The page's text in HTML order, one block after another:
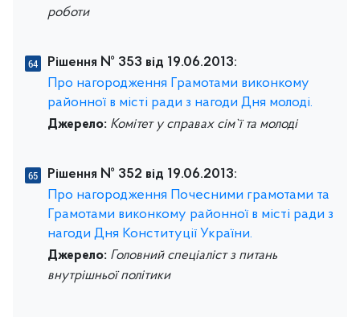
роботи
Рішення № 353 від 19.06.2013:
Про нагородження Грамотами виконкому
районної в місті ради з нагоди Дня молоді.
Джерело: Комітет у справах сім`ї та молоді
Рішення № 352 від 19.06.2013:
Про нагородження Почесними грамотами та
Грамотами виконкому районної в місті ради з
нагоди Дня Конституції України.
Джерело: Головний спеціаліст з питань
внутрішньої політики